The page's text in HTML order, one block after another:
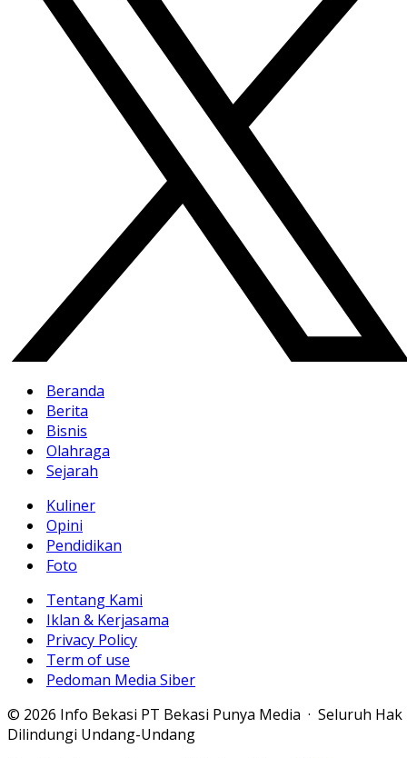
Beranda
Berita
Bisnis
Olahraga
Sejarah
Kuliner
Opini
Pendidikan
Foto
Tentang Kami
Iklan & Kerjasama
Privacy Policy
Term of use
Pedoman Media Siber
© 2026 Info Bekasi PT Bekasi Punya Media · Seluruh Hak
Dilindungi Undang-Undang